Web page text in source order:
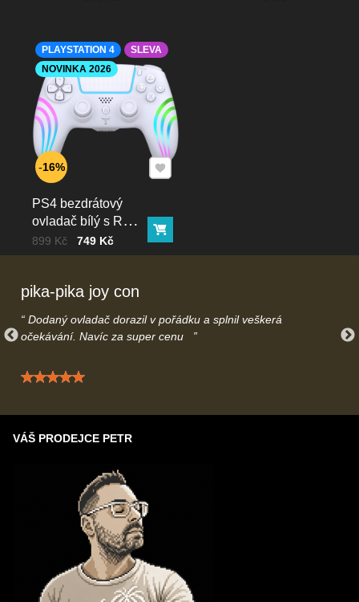
PS4 bezdrátový
ovladač bílý s RGB
podsvícením
Cena bez DPH
749 Kč
Před slevou:
899 Kč Do košíku
PLAYSTATION 4
SLEVA
NOVINKA 2026
16% Přidat k Oblíbeným
pika-pika joy con
Dodaný ovladač dorazil v pořádku a splnil veškerá
očekávání. Navíc za super cenu
Hodnocení: 5 / 5
VÁŠ PRODEJCE PETR